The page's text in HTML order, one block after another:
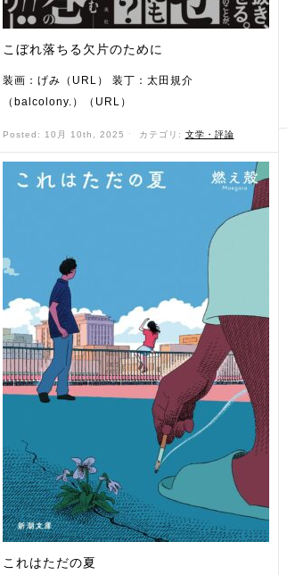
こぼれ落ちる欠片のために
装画：げみ（URL） 装丁：太田規介
（balcolony.）（URL）
Posted: 10月 10th, 2025 ˑ カテゴリ: 文学・評論
これはただの夏